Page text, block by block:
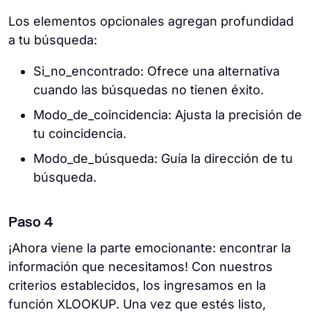
Los elementos opcionales agregan profundidad
a tu búsqueda:
Si_no_encontrado: Ofrece una alternativa
cuando las búsquedas no tienen éxito.
Modo_de_coincidencia: Ajusta la precisión de
tu coincidencia.
Modo_de_búsqueda: Guía la dirección de tu
búsqueda.
Paso 4
¡Ahora viene la parte emocionante: encontrar la
información que necesitamos! Con nuestros
criterios establecidos, los ingresamos en la
función XLOOKUP. Una vez que estés listo,